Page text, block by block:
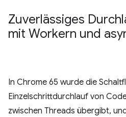
Zuverlässiges
mit Workern und
In Chrome 65 wurde die
Einzelschrittdurchlauf von
zwischen Threads übergibt,